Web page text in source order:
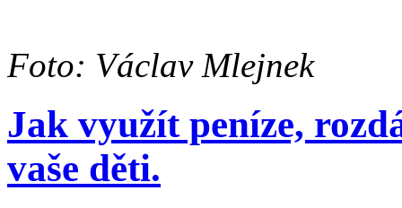
Foto: Václav Mlejnek
Jak využít peníze,
vaše děti.